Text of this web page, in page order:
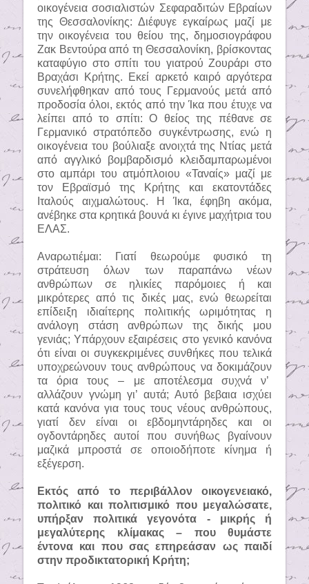
οικογένεια σοσιαλιστών Σεφαραδιτών Εβραίων
της Θεσσαλονίκης: Διέφυγε εγκαίρως μαζί με
την οικογένεια του θείου της, δημοσιογράφου
Ζακ Βεντούρα από τη Θεσσαλονίκη, βρίσκοντας
καταφύγιο στο σπίτι του γιατρού Ζουράρι στο
Βραχάσι Κρήτης. Εκεί αρκετό καιρό αργότερα
συνελήφθηκαν από τους Γερμανούς μετά από
προδοσία όλοι, εκτός από την Ίκα που έτυχε να
λείπει από το σπίτι: Ο θείος της πέθανε σε
Γερμανικό στρατόπεδο συγκέντρωσης, ενώ η
οικογένεια του βούλιαξε ανοιχτά της Ντίας μετά
από αγγλικό βομβαρδισμό κλειδαμπαρωμένοι
στο αμπάρι του ατμόπλοιου «Ταναίς» μαζί με
τον Εβραϊσμό της Κρήτης και εκατοντάδες
Ιταλούς αιχμαλώτους. Η Ίκα, έφηβη ακόμα,
ανέβηκε στα κρητικά βουνά κι έγινε μαχήτρια του
ΕΛΑΣ.
Αναρωτιέμαι: Γιατί θεωρούμε φυσικό τη
στράτευση όλων των παραπάνω νέων
ανθρώπων σε ηλικίες παρόμοιες ή και
μικρότερες από τις δικές μας, ενώ θεωρείται
επίδειξη ιδιαίτερης πολιτικής ωριμότητας η
ανάλογη στάση ανθρώπων της δικής μου
γενιάς; Υπάρχουν εξαιρέσεις στο γενικό κανόνα
ότι είναι οι συγκεκριμένες συνθήκες που τελικά
υποχρεώνουν τους ανθρώπους να δοκιμάζουν
τα όρια τους – με αποτέλεσμα συχνά ν’
αλλάζουν γνώμη γι’ αυτά; Αυτό βεβαια ισχύει
κατά κανόνα για τους τους νέους ανθρώπους,
γιατί δεν είναι οι εβδομηντάρηδες και οι
ογδοντάρηδες αυτοί που συνήθως βγαίνουν
μαζικά μπροστά σε οποιοδήποτε κίνημα ή
εξέγερση.
Εκτός από το περιβάλλον οικογενειακό,
πολιτικό και πολιτισμικό που μεγαλώσατε,
υπήρξαν πολιτικά γεγονότα - μικρής ή
μεγαλύτερης κλίμακας – που θυμάστε
έντονα και που σας επηρεάσαν ως παιδί
στην προδικτατορική Κρήτη;